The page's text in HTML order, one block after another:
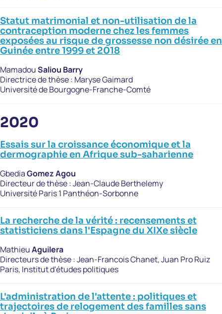
Statut matrimonial et non-utilisation de la
contraception moderne chez les femmes
exposées au risque de grossesse non désirée en
Guinée entre 1999 et 2018
MamadouSaliou Barry
Directrice de thèse : Maryse Gaimard
Université de Bourgogne-Franche-Comté
2020
Essais sur la croissance économique et la
dermographie en Afrique sub-saharienne
GbediaGomez Agou
Directeur de thèse :Jean-Claude Berthelemy
Université Paris 1 Panthéon-Sorbonne
La recherche de la vérité : recensements et
statisticiens dans l'Espagne du XIXe siècle
MathieuAguilera
Directeurs de thèse :Jean-Francois Chanet, Juan Pro Ruiz
Paris, Institut d'études politiques
L'administration de l'attente : politiques et
trajectoires de relogement des familles sans